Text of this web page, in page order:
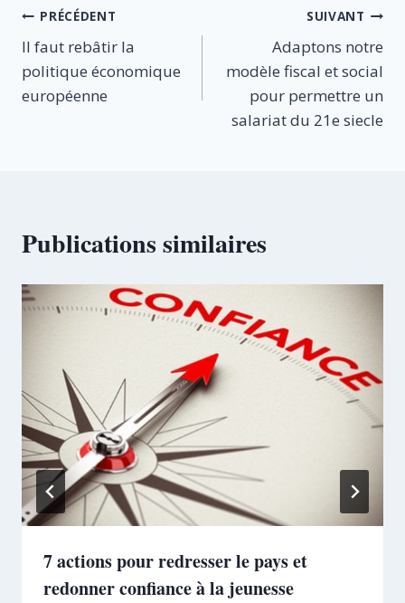
Navigation
de
l’article
PRÉCÉDENT
Il faut rebâtir la
politique économique
européenne
SUIVANT
Adaptons notre
modèle fiscal et social
pour permettre un
salariat du 21e siecle
Publications similaires
7 actions pour redresser le pays et
redonner confiance à la jeunesse